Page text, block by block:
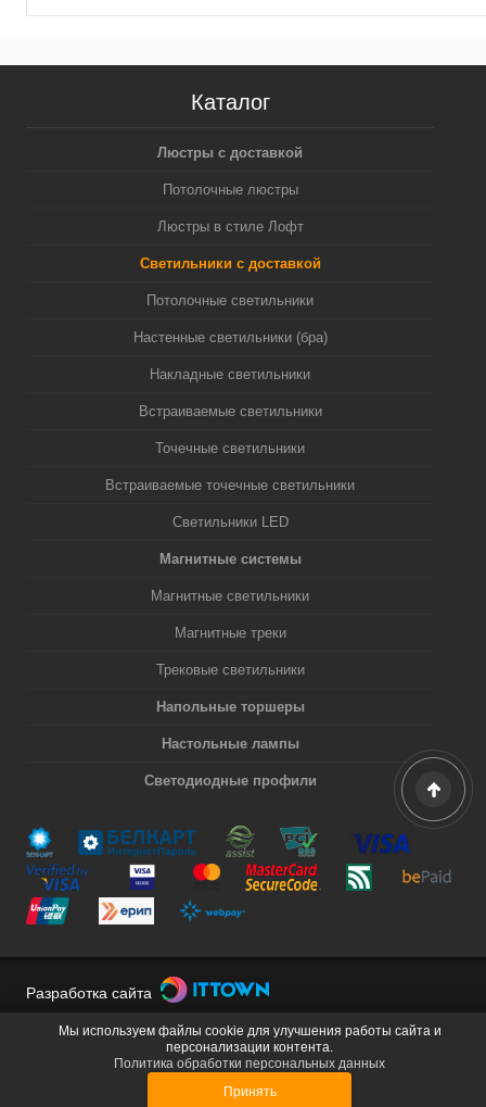
Каталог
Люстры с доставкой
Потолочные люстры
Люстры в стиле Лофт
Светильники с доставкой
Потолочные светильники
Настенные светильники (бра)
Накладные светильники
Встраиваемые светильники
Точечные светильники
Встраиваемые точечные светильники
Светильники LED
Магнитные системы
Магнитные светильники
Магнитные треки
Трековые светильники
Напольные торшеры
Настольные лампы
Светодиодные профили
Разработка сайта
Мы используем файлы cookie для улучшения работы сайта и
персонализации контента.
Политика обработки персональных данных
Принять